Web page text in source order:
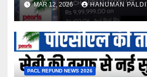
MAR 12, 2026 HANUMAN
PACL REFUND NEWS 2026